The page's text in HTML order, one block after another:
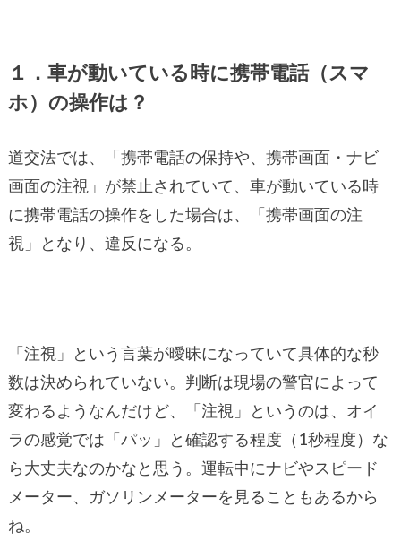
１．車が動いている時に携帯電話（スマ
ホ）の操作は？
道交法では、「携帯電話の保持や、携帯画面・ナビ
画面の注視」が禁止されていて、車が動いている時
に携帯電話の操作をした場合は、「携帯画面の注
視」となり、違反になる。
「注視」という言葉が曖昧になっていて具体的な秒
数は決められていない。判断は現場の警官によって
変わるようなんだけど、「注視」というのは、オイ
ラの感覚では「パッ」と確認する程度（1秒程度）な
ら大丈夫なのかなと思う。運転中にナビやスピード
メーター、ガソリンメーターを見ることもあるから
ね。